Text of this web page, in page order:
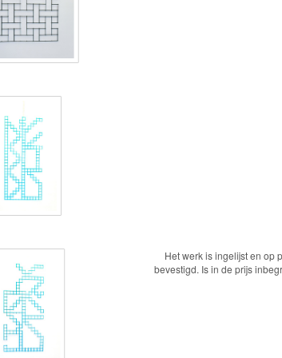
Het werk is ingelijst en op
bevestigd. Is in de prijs